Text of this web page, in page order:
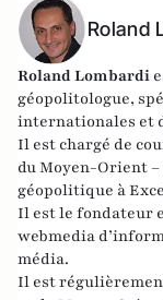
Roland
Roland Lombardi
géopolitologue,
internationales et
Il est chargé de
du Moyen-Orient
géopolitique à
Il est le fondateur
webmedia
média.
Il est